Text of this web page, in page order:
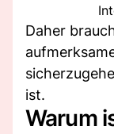
Daher
ist.
Warum